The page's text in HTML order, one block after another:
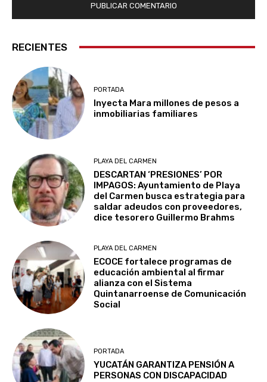
RECIENTES
PORTADA
Inyecta Mara millones de pesos a
inmobiliarias familiares
PLAYA DEL CARMEN
DESCARTAN ‘PRESIONES’ POR
IMPAGOS: Ayuntamiento de Playa
del Carmen busca estrategia para
saldar adeudos con proveedores,
dice tesorero Guillermo Brahms
PLAYA DEL CARMEN
ECOCE fortalece programas de
educación ambiental al firmar
alianza con el Sistema
Quintanarroense de Comunicación
Social
PORTADA
YUCATÁN GARANTIZA PENSIÓN A
PERSONAS CON DISCAPACIDAD